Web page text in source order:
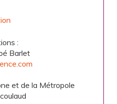
:
Barlet
et de la Métropole